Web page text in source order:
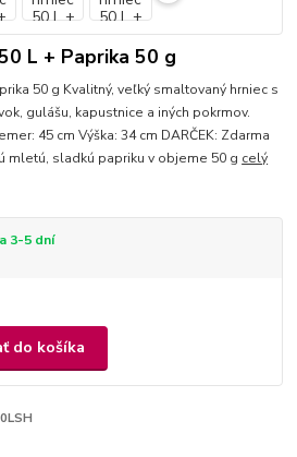
L + Paprika 50 g
50 g Kvalitný, veľký smaltovaný hrniec s
gulášu, kapustnice a iných pokrmov.
45 cm Výška: 34 cm DARČEK: Zdarma
mletú, sladkú papriku v objeme 50 g celý
3-5 dní
do košíka